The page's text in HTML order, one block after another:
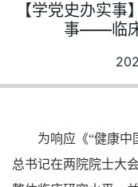
【学党史办实
事——临床
为响应《“健康中
总书记在两院院士大